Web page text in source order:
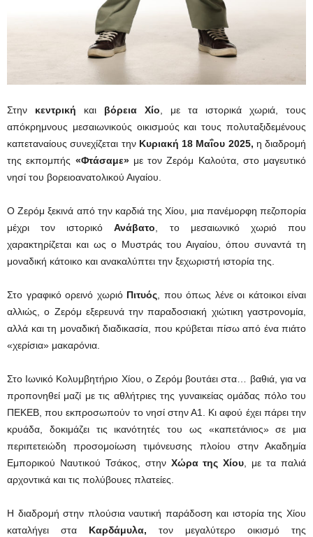
Στην κεντρική και βόρεια Χίο , με τα ιστορικά χωριά, τους
απόκρημνους μεσαιωνικούς οικισμούς και τους πολυταξιδεμένους
καπεταναίους συνεχίζεται την Κυριακή 18 Μαΐου 2025, η διαδρομή
της εκπομπής «Φτάσαμε»με τον Ζερόμ Καλούτα, στο μαγευτικό
νησί του βορειοανατολικού Αιγαίου.
Ο Ζερόμ ξεκινά από την καρδιά της Χίου, μια πανέμορφη πεζοπορία
μέχρι τον ιστορικόΑνάβατο , το μεσαιωνικό χωριό που
χαρακτηρίζεται και ως ο Μυστράς του Αιγαίου, όπου συναντά τη
μοναδική κάτοικο και ανακαλύπτει την ξεχωριστή ιστορία της.
Στο γραφικό ορεινό χωριό Πιτυός , που όπως λένε οι κάτοικοι είναι
αλλιώς, ο Ζερόμ εξερευνά την παραδοσιακή χιώτικη γαστρονομία,
αλλά και τη μοναδική διαδικασία, που κρύβεται πίσω από ένα πιάτο
«χερίσια» μακαρόνια.
Στο Ιωνικό Κολυμβητήριο Χίου, ο Ζερόμ βουτάει στα… βαθιά, για να
προπονηθεί μαζί με τις αθλήτριες της γυναικείας ομάδας πόλο του
ΠΕΚΕΒ, που εκπροσωπούν το νησί στην Α1. Κι αφού έχει πάρει την
κρυάδα, δοκιμάζει τις ικανότητές του ως «καπετάνιος» σε μια
περιπετειώδη προσομοίωση τιμόνευσης πλοίου στην Ακαδημία
Εμπορικού Ναυτικού Τσάκος, στην Χώρα της Χίου , με τα παλιά
αρχοντικά και τις πολύβουες πλατείες.
Η διαδρομή στην πλούσια ναυτική παράδοση και ιστορία της Χίου
καταλήγει στα Καρδάμυλα, τον μεγαλύτερο οικισμό της